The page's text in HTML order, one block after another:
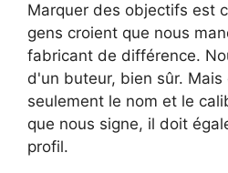
Marquer des objectifs est
gens croient que nous
fabricant de différence.
d'un buteur, bien sûr. Mais
seulement le nom et le
que nous signe, il doit
profil.